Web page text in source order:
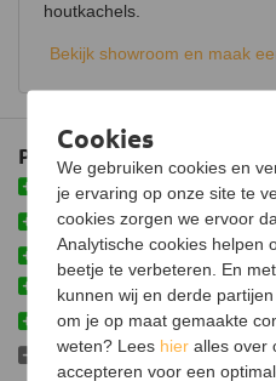
Plus- en minpunten
Verwarmt de kamer tot wel
Vermindert het
met 18%
Kan tot wel 240 m3warme
Makkelijk in gebruik
Geschikt voor kachels met
75°C en 200°C
Maakt een klein beetje geluid
houtkachels.
Bekijk showroom en maak
Keurmerk
Cookies
We gebruiken cookies en
je ervaring op onze site te
cookies zorgen we ervoor
Analytische cookies helpen
beetje te verbeteren. En
kunnen wij en derde
om je op maat gemaakte
weten? Lees hier alles over
accepteren voor een